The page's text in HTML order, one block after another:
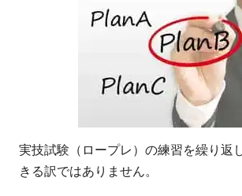
実技試験（ロープレ）の練習を繰り返
きる訳ではありません。